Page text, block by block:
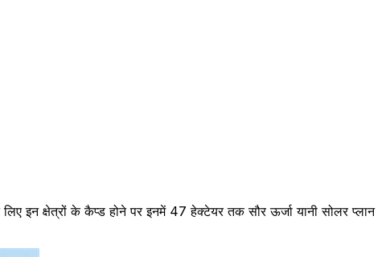
इन क्षेत्रों के कैप्ड होने पर इनमें 47 हेक्टेयर तक सौर ऊर्जा यानी सोलर प्लान